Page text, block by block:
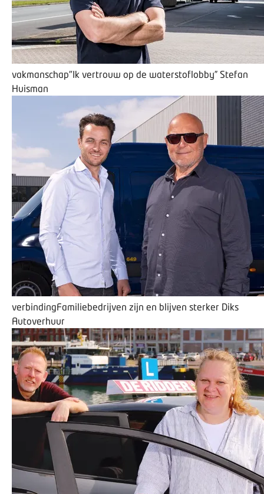
vakmanschap"Ik vertrouw op de waterstoflobby” Stefan
Huisman
verbindingFamiliebedrijven zijn en blijven sterker Diks
Autoverhuur